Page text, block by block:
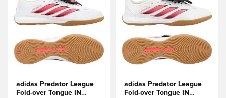
adidas Predator League
Fold-over Tongue IN
adidas Predator League
Fold-over Tongue IN